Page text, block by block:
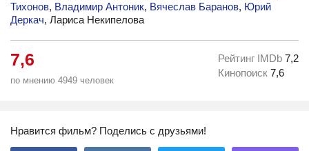
Тихонов, Владимир Антоник, Вячеслав Баранов, Юрий
Деркач, Лариса Некипелова
7,6
по мнению 4949 человек
Рейтинг IMDb 7,2
Кинопоиск 7,6
Нравится фильм? Поделись с друзьями!